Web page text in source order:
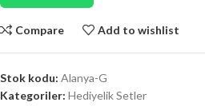
Compare Add to wishlist
Stok kodu: Alanya-G
Kategoriler: Hediyelik Setler